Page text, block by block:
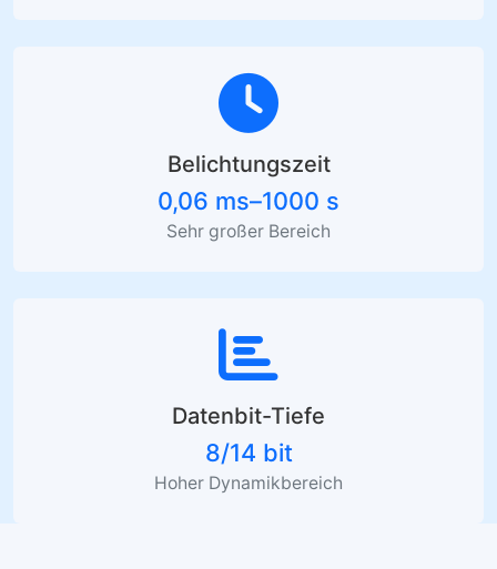
Belichtungszeit
0,06 ms–1000 s
Sehr großer Bereich
Datenbit-Tiefe
8/14 bit
Hoher Dynamikbereich